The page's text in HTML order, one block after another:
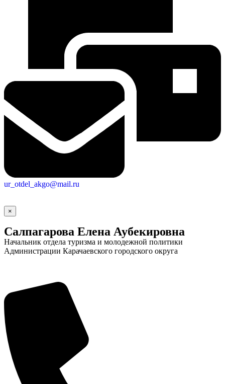
ur_otdel_akgo@mail.ru
×
Салпагарова Елена Аубекировна
Начальник отдела туризма и молодежной политики
Администрации Карачаевского городского округа